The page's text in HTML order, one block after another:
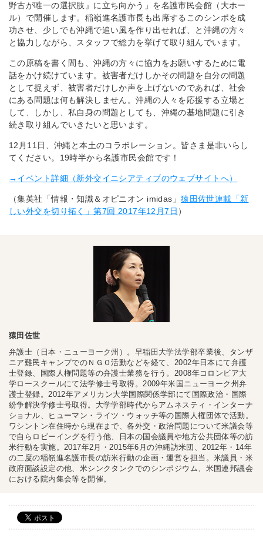
野古が唯一の選択肢』に立ち向かう」を名護市民会館（大ホー
ル）で開催します。稲嶺進名護市長も出席するこのシンポを成
功させ、少しでも沖縄で追い風を作り出せれば、と沖縄の方々
と協力しながら、スタッフで総力を挙げて取り組んでいます。
この原稿を書く間も、沖縄の方々に協力をお願いするために電
話をかけ続けています。被害者だけしかその問題を自分の問題
として捉えず、被害者だけしか声を上げないのであれば、社会
にある問題は何も解決しません。沖縄の人々を応援する立場と
して、しかし、私自身の問題としても、沖縄の基地問題に引き
続き取り組んでいきたいと思います。
12月11日、沖縄と本土のコラボレーション。皆さま是非いらし
てください。19時半から名護市民会館です！
→イベント詳細（新外交イニシアティブのウェブサイトへ）
（集英社「情報・知識＆オピニオン imidas」猿田佐世連載「新
しい外交を切り拓く」第7回 2017年12月7日 ）
猿田佐世
弁護士（日本・ニューヨーク州）。早稲田大学法学部卒業後、タンザ
ニア難民キャンプでのＮＧＯ活動などを経て、2002年日本にて弁護
士登録、国際人権問題等の弁護士業務を行う。2008年コロンビア大
学ロースクールにて法学修士号取得。2009年米国ニューヨーク州弁
護士登録。2012年アメリカン大学国際関係学部にて国際政治・国際
紛争解決学修士号取得。大学学部時代からアムネスティ・インターナ
ショナル、ヒューマン・ライツ・ウォッチ等の国際人権団体で活動。
ワシントン在住時から現在まで、各外交・政治問題について米議会等
で自らロビーイングを行う他、日本の国会議員や地方公共団体等の訪
米行動を実施。2017年2月・2015年6月の沖縄訪米団、2012年・14年
の二度の稲嶺進名護市長の訪米行動の企画・運営を担当。米議員・米
政府面談設定の他、米シンクタンクでのシンポジウム、米国連邦議会
における院内集会等を開催。